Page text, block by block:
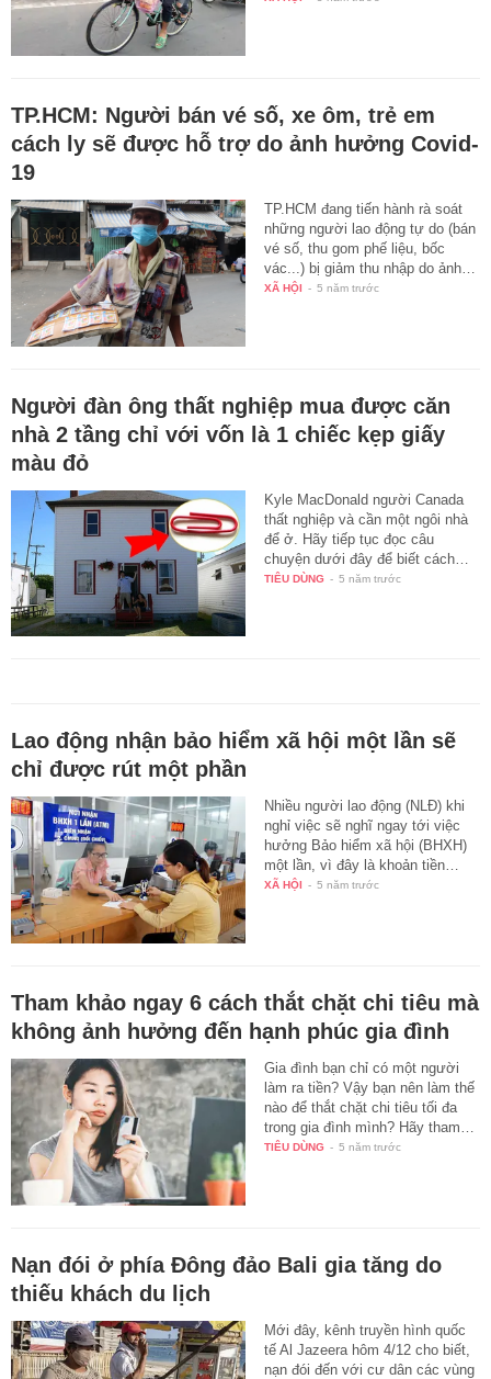
TP.HCM: Người bán vé số, xe ôm, trẻ em
cách ly sẽ được hỗ trợ do ảnh hưởng Covid-
19
TP.HCM đang tiến hành rà soát
những người lao động tự do (bán
vé số, thu gom phế liệu, bốc
vác...) bị giảm thu nhập do ảnh…
XÃ HỘI - 5 năm trước
Người đàn ông thất nghiệp mua được căn
nhà 2 tầng chỉ với vốn là 1 chiếc kẹp giấy
màu đỏ
Kyle MacDonald người Canada
thất nghiệp và cần một ngôi nhà
để ở. Hãy tiếp tục đọc câu
chuyện dưới đây để biết cách…
TIÊU DÙNG - 5 năm trước
Lao động nhận bảo hiểm xã hội một lần sẽ
chỉ được rút một phần
Nhiều người lao động (NLĐ) khi
nghỉ việc sẽ nghĩ ngay tới việc
hưởng Bảo hiểm xã hội (BHXH)
một lần, vì đây là khoản tiền…
XÃ HỘI - 5 năm trước
Tham khảo ngay 6 cách thắt chặt chi tiêu mà
không ảnh hưởng đến hạnh phúc gia đình
Gia đình bạn chỉ có một người
làm ra tiền? Vậy bạn nên làm thế
nào để thắt chặt chi tiêu tối đa
trong gia đình mình? Hãy tham…
TIÊU DÙNG - 5 năm trước
Nạn đói ở phía Đông đảo Bali gia tăng do
thiếu khách du lịch
Mới đây, kênh truyền hình quốc
tế Al Jazeera hôm 4/12 cho biết,
nạn đói đến với cư dân các vùng